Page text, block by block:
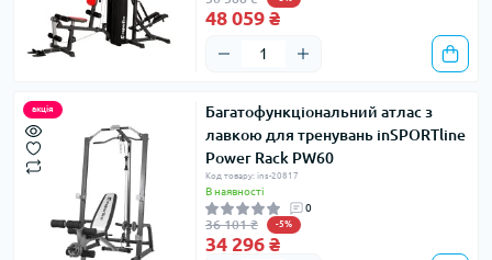
48 059 ₴
акція
Багатофункціональний атлас з
лавкою для тренувань inSPORTline
Power Rack PW60
Код товару: ins-20817
В наявності
0
36 101 ₴ -5%
34 296 ₴